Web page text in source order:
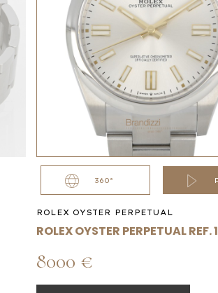
360°
ROLEX OYSTER PERPETUAL
ROLEX OYSTER PERPETUAL
8000 €